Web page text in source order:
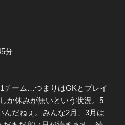
分
ーム…つまりはGKとプレイ
か休みが無いという状況。5
んだねぇ。みんな2月、3月は